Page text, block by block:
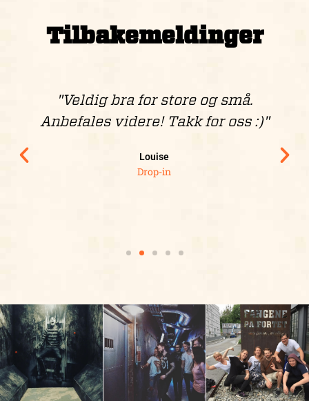
Tilbakemeldinger
"Veldig bra for store og små.
Anbefales videre! Takk for oss :)"
Louise
Drop-in